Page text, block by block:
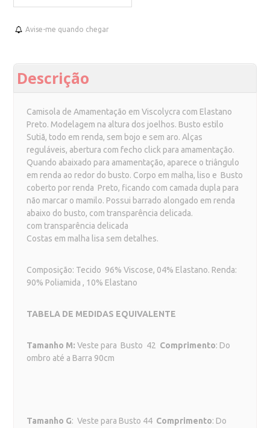
Avise-me quando chegar
Descrição
Camisola de Amamentação em Viscolycra com Elastano
Preto. Modelagem na altura dos joelhos. Busto estilo
Sutiã, todo em renda, sem bojo e sem aro.Alças
reguláveis, abertura com fecho click para amamentação.
Quando abaixado para amamentação, aparece o triângulo
em renda ao redor do busto. Corpo em malha, liso e Busto
coberto por renda Preto, ficando com camada dupla para
não marcar o mamilo. Possui barrado alongado em renda
abaixo do busto, com transparência delicada.
com transparência delicada
Costas em malha lisa sem detalhes.
Composição: Tecido 96% Viscose, 04% Elastano. Renda:
90% Poliamida , 10% Elastano
TABELA DE MEDIDAS EQUIVALENTE
Tamanho M: Veste para Busto 42 Comprimento: Do
ombro até a Barra 90cm
Tamanho G: Veste para Busto 44 Comprimento: Do